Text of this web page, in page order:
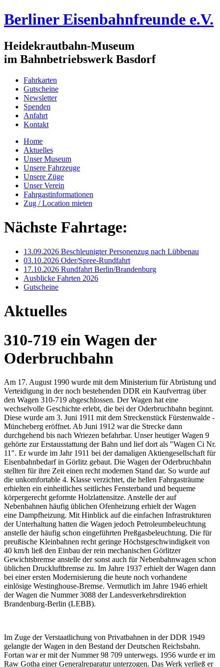
Berliner Eisenbahnfreunde e.V.
Heidekrautbahn-Museum
im Bahnbetriebswerk Basdorf
Fahrkarten
Gutscheine
Newsletter
Spenden
Anfahrt
Kontakt
Home
Aktuelles
Unser Museum
Unsere Fahrzeuge
Unsere Züge
Unser Verein
Fahrgastinformationen
Zug / Location mieten
Nächste Fahrtage:
13.09.2026 Beschleunigter Personenzug nach Lübbenau
03.10.2026 Oder/Spree-Rundfahrt
17.10.2026 Rundfahrt Berlin/Brandenburg
Ausblicke Fahrten 2026
Gutscheine
Aktuelles
310-719 ein Wagen der
Oderbruchbahn
Am 17. August 1990 wurde mit dem Ministerium für Abrüstung und
Verteidigung in der noch bestehenden DDR ein Kaufvertrag über
den Wagen 310-719 abgeschlossen. Der Wagen hat eine
wechselvolle Geschichte erlebt, die bei der Oderbruchbahn beginnt.
Diese wurde am 3. Juni 1911 mit dem Streckenstück Fürstenwalde -
Müncheberg eröffnet. Ab Juni 1912 war die Strecke dann
durchgehend bis nach Wriezen befahrbar. Unser heutiger Wagen 9
gehörte zur Erstausstattung der Bahn und lief dort als "Wagen Ci Nr.
11". Er wurde im Jahr 1911 bei der damaligen Aktiengesellschaft für
Eisenbahnbedarf in Görlitz gebaut. Die Wagen der Oderbruchbahn
stellten für ihre Zeit einen recht modernen Stand dar. So wurde auf
die unkomfortable 4. Klasse verzichtet, die hellen Fahrgasträume
erhielten ein einheitliches seitliches Fensterband und bequeme
körpergerecht geformte Holzlattensitze. Anstelle der auf
Nebenbahnen häufig üblichen Ofenheizung erhielt der Wagen
eine Dampfheizung. Mit Hinblick auf die einfachen Infrastrukturen
der Unterhaltung hatten die Wagen jedoch Petroleumbeleuchtung
anstelle der häufig schon eingeführten Preßgasbeleuchtung. Die für
preußische Kleinbahnen recht geringe Höchstgeschwindigkeit von
40 km/h ließ den Einbau der rein mechanischen Görlitzer
Gewichtsbremse anstelle der sonst auch für Nebenbahnwagen schon
üblichen Druckluftbremse zu. Im Jahre 1937 erhielt der Wagen dann
bei einer ersten Modernisierung die heute noch vorhandene
einlösige Westinghouse-Bremse. Vermutlich im Jahre 1946 erhielt
der Wagen die Nummer 3088 der Landesverkehrsdirektion
Brandenburg-Berlin (LEBB).
Im Zuge der Verstaatlichung von Privatbahnen in der DDR 1949
gelangte der Wagen in den Bestand der Deutschen Reichsbahn.
Fortan war er mit der Nummer 98 709 unterwegs. 1956 wurde er im
Raw Gotha einer Generalreparatur unterzogen. Das Werk verließ er